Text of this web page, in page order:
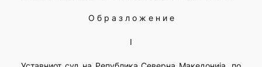
О б р а з л о ж е н и е
I